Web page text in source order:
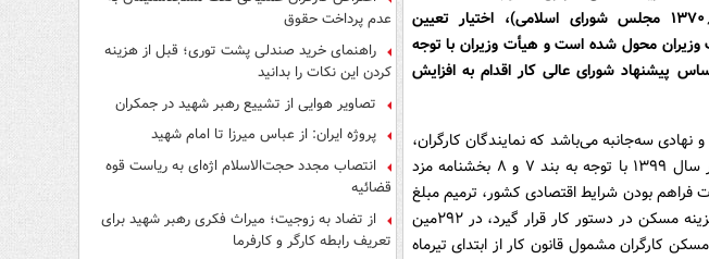
شورای انقلاب جمهوری اسلامی ایران (مصوب ۶؍۵؍۱۳۷۰ مجلس شورای اسلامی)، اختیار تعیین
وزیران محول شده است و هیأت وزیران با توجه
و بر اساس پیشنهاد شورای عالی کار اقدام به افزایش
کار تشکیل شده و نهادی سه‌جانبه می‌باشد که نمایندگان کارگران،
کارفرمایان و دولت در آن حضور دارند. شورای مذکور در سال ۱۳۹۹ با توجه به بند ۷ و ۸ بخشنامه مزد
مقرر نمود در صورت فراهم بودن شرایط اقتصادی کشور، ترمیم مبلغ
دریافتی کارگران در سال ۱۳۹۹، از طریق افزایش کمک‌هزینه مسکن در دستور کار قرار گیرد، در ۲۹۲مین
کمک¬هزینه مسکن کارگران مشمول قانون کار از ابتدای تیرماه
عدم پرداخت حقوق
راهنمای خرید صندلی پشت توری؛ قبل از هزینه
کردن این نکات را بدانید
تصاویر هوایی از تشییع رهبر شهید در جمکران
پروژه ایران: از عباس میرزا تا امام شهید
انتصاب مجدد حجت‌الاسلام اژه‌ای به ریاست قوه‌
قضائیه
از تضاد به زوجیت؛ میراث فکری رهبر شهید برای
تعریف رابطه کارگر و کارفرما